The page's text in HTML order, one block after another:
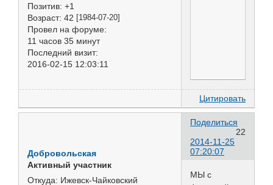
Позитив: +1
Возраст: 42 [1984-07-20]
Провел на форуме:
11 часов 35 минут
Последний визит:
2016-02-15 12:03:11
Цитировать
Поделиться
22
2014-11-25
07:20:07
Добровольская
Активный участник
Откуда: Ижевск-Чайковский
МЫ с